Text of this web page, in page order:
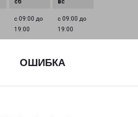
ОШИБКА
с 09:00 до
19:00
с 09:00 до
19:00